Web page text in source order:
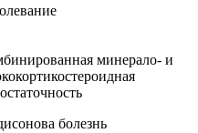
минерало- и
болезнь